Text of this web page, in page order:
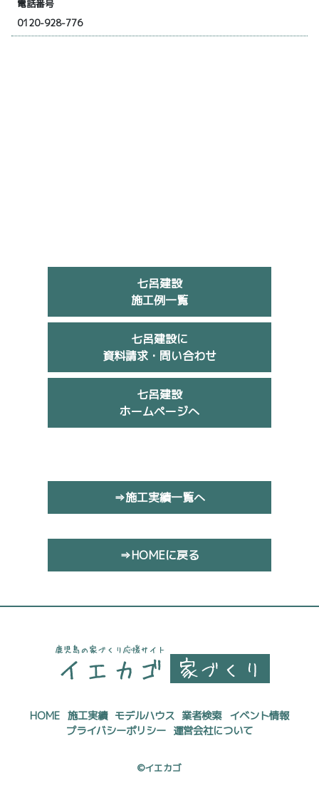
電話番号
0120-928-776
七呂建設
施工例一覧
七呂建設に
資料請求・問い合わせ
七呂建設
ホームページへ
⇒施工実績一覧へ
⇒HOMEに戻る
HOME 施工実績 モデルハウス 業者検索 イベント情報
プライバシーポリシー 運営会社について
©イエカゴ